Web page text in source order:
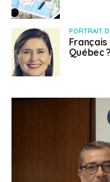
PORTRAIT
Québec ?